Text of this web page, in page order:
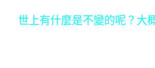
世上有什麼是不變的呢？大